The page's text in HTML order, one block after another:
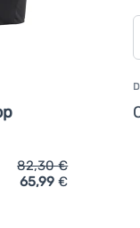
Ortovox All
82,30€
65,99€